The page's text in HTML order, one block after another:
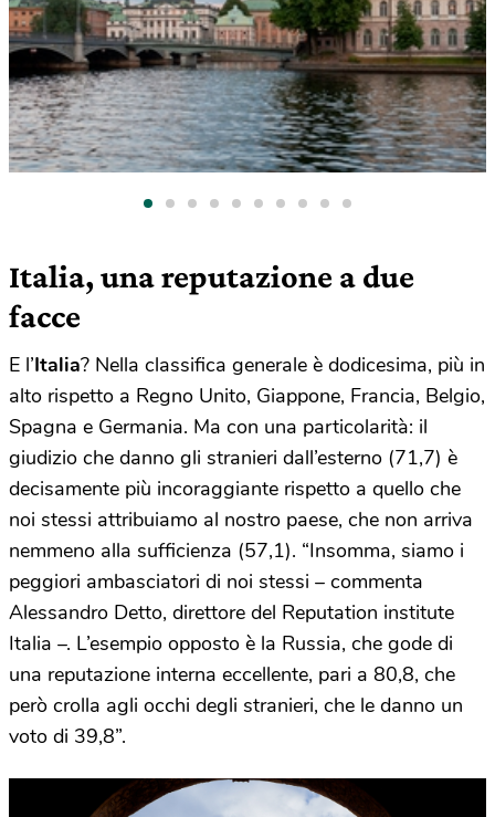
Italia, una reputazione a due
facce
E l’Italia? Nella classifica generale è dodicesima, più in
alto rispetto a Regno Unito, Giappone, Francia, Belgio,
Spagna e Germania. Ma con una particolarità: il
giudizio che danno gli stranieri dall’esterno (71,7) è
decisamente più incoraggiante rispetto a quello che
noi stessi attribuiamo al nostro paese, che non arriva
nemmeno alla sufficienza (57,1). “Insomma, siamo i
peggiori ambasciatori di noi stessi – commenta
Alessandro Detto, direttore del Reputation institute
Italia –. L’esempio opposto è la Russia, che gode di
una reputazione interna eccellente, pari a 80,8, che
però crolla agli occhi degli stranieri, che le danno un
voto di 39,8”.